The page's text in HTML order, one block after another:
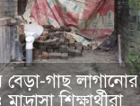
বেড়া-গাছ
শিক্ষার্থীরা